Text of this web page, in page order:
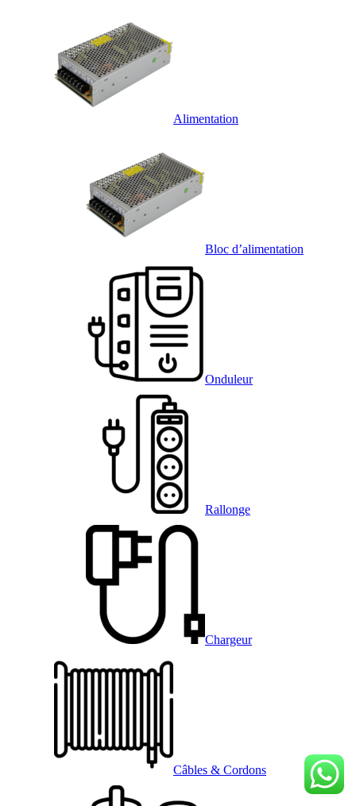
Alimentation
Bloc d’alimentation
Onduleur
Rallonge
Chargeur
Câbles & Cordons